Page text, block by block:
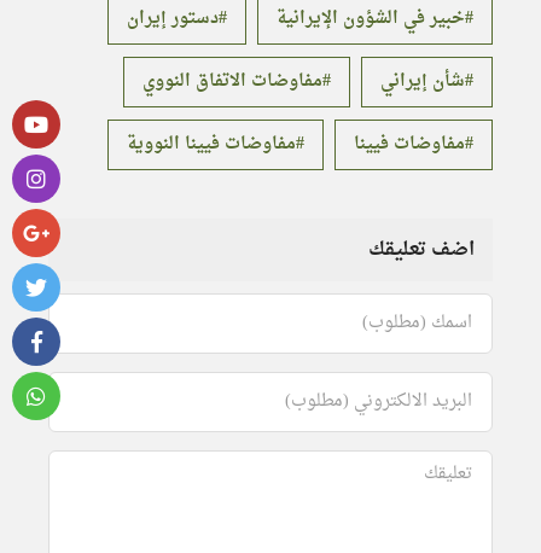
خبير في الشؤون الإيرانية
دستور إيران
شأن إيراني
مفاوضات الاتفاق النووي
مفاوضات فيينا
مفاوضات فيينا النووية
اضف تعليقك